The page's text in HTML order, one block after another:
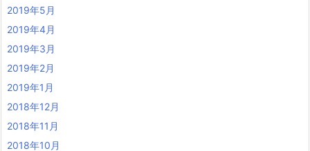
2019年5月
2019年4月
2019年3月
2019年2月
2019年1月
2018年12月
2018年11月
2018年10月